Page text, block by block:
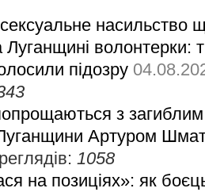
насильство
Луганщині волонтерки:
підозру
з загиблим
Артуром
1058
на позиціях»: як